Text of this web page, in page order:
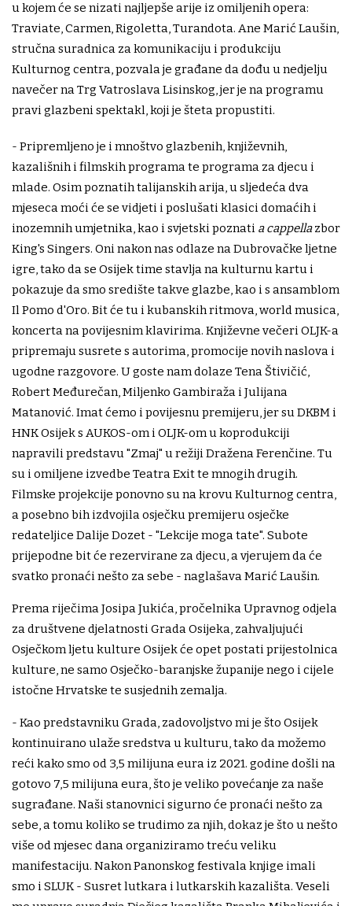
u kojem će se nizati najljepše arije iz omiljenih opera:
Traviate, Carmen, Rigoletta, Turandota. Ane Marić Laušin,
stručna suradnica za komunikaciju i produkciju
Kulturnog centra, pozvala je građane da dođu u nedjelju
navečer na Trg Vatroslava Lisinskog, jer je na programu
pravi glazbeni spektakl, koji je šteta propustiti.
- Pripremljeno je i mnoštvo glazbenih, književnih,
kazališnih i filmskih programa te programa za djecu i
mlade. Osim poznatih talijanskih arija, u sljedeća dva
mjeseca moći će se vidjeti i poslušati klasici domaćih i
inozemnih umjetnika, kao i svjetski poznati a cappellazbor
King's Singers. Oni nakon nas odlaze na Dubrovačke ljetne
igre, tako da se Osijek time stavlja na kulturnu kartu i
pokazuje da smo središte takve glazbe, kao i s ansamblom
Il Pomo d'Oro. Bit će tu i kubanskih ritmova, world musica,
koncerta na povijesnim klavirima. Književne večeri OLJK-a
pripremaju susrete s autorima, promocije novih naslova i
ugodne razgovore. U goste nam dolaze Tena Štivičić,
Robert Međurečan, Miljenko Gambiraža i Julijana
Matanović. Imat ćemo i povijesnu premijeru, jer su DKBM i
HNK Osijek s AUKOS-om i OLJK-om u koprodukciji
napravili predstavu "Zmaj" u režiji Dražena Ferenčine. Tu
su i omiljene izvedbe Teatra Exit te mnogih drugih.
Filmske projekcije ponovno su na krovu Kulturnog centra,
a posebno bih izdvojila osječku premijeru osječke
redateljice Dalije Dozet - "Lekcije moga tate". Subote
prijepodne bit će rezervirane za djecu, a vjerujem da će
svatko pronaći nešto za sebe - naglašava Marić Laušin.
Prema riječima Josipa Jukića, pročelnika Upravnog odjela
za društvene djelatnosti Grada Osijeka, zahvaljujući
Osječkom ljetu kulture Osijek će opet postati prijestolnica
kulture, ne samo Osječko-baranjske županije nego i cijele
istočne Hrvatske te susjednih zemalja.
- Kao predstavniku Grada, zadovoljstvo mi je što Osijek
kontinuirano ulaže sredstva u kulturu, tako da možemo
reći kako smo od 3,5 milijuna eura iz 2021. godine došli na
gotovo 7,5 milijuna eura, što je veliko povećanje za naše
sugrađane. Naši stanovnici sigurno će pronaći nešto za
sebe, a tomu koliko se trudimo za njih, dokaz je što u nešto
više od mjesec dana organiziramo treću veliku
manifestaciju. Nakon Panonskog festivala knjige imali
smo i SLUK - Susret lutkara i lutkarskih kazališta. Veseli